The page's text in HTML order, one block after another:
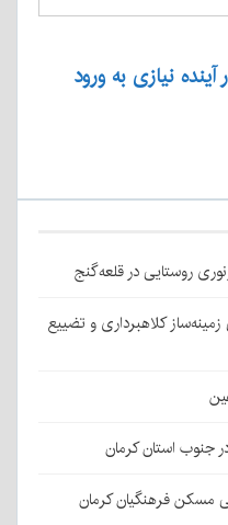
نیازی به ورود
کلاهبرداری و تضییع
جنوب استان کرمان
مسکن فرهنگیان کرمان